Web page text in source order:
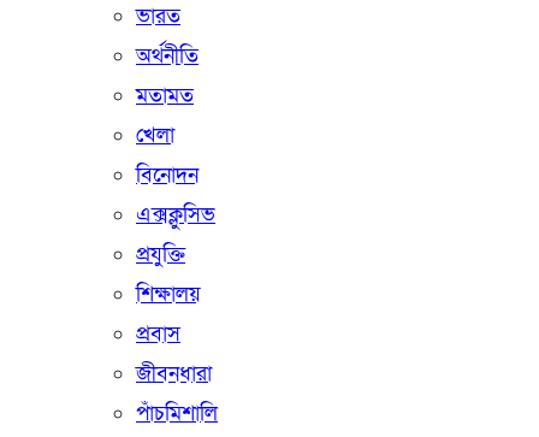
ভারত
অর্থনীতি
মতামত
খেলা
বিনোদন
এক্সক্লুসিভ
প্রযুক্তি
শিক্ষালয়
প্রবাস
জীবনধারা
পাঁচমিশালি